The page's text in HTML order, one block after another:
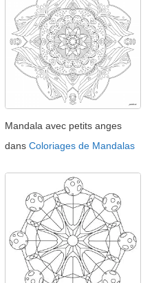
Mandala avec petits anges
dans Coloriages de Mandalas